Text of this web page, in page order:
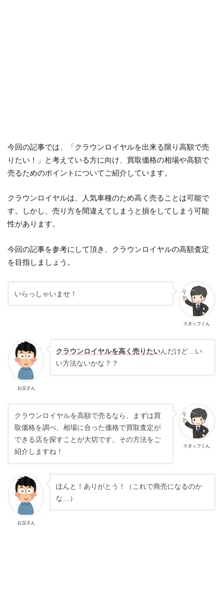
今回の記事では、「クラウンロイヤルを出来る限り高額で売
りたい！」と考えている方に向け、買取価格の相場や高額で
売るためのポイントについてご紹介しています。
クラウンロイヤルは、人気車種のため高く売ることは可能で
す。しかし、売り方を間違えてしまうと損をしてしまう可能
性があります。
今回の記事を参考にして頂き、クラウンロイヤルの高額査定
を目指しましょう。
スタッフくん
いらっしゃいませ！
お父さん
クラウンロイヤルを高く売りたいんだけど…い
い方法ないかな？？
スタッフくん
クラウンロイヤルを高額で売るなら、まずは買
取価格を調べ、相場に合った価格で買取査定が
できる店を探すことが大切です。その方法をご
紹介しますね！
お父さん
ほんと！ありがとう！（これで商売になるのか
な…）